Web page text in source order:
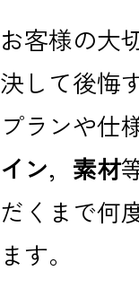
お客様の大
決して後悔
プランや仕
イン， 素材
だくまで何
ます。